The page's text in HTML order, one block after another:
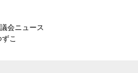
会ニュース
こ